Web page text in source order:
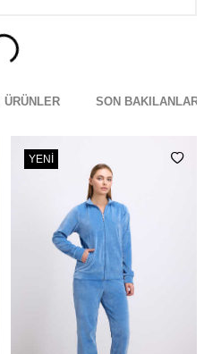
ÜRÜNLER SON BAKILANLAR
YENI